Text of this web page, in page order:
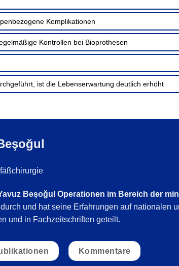
Komplikationen
Kontrollen bei Bioprothesen
ist die Lebenserwartung deutlich erhöht
Beşoğul Operationen im Bereich der
und hat seine Erfahrungen auf nationalen
und in Fachzeitschriften geteilt.
Kommentare